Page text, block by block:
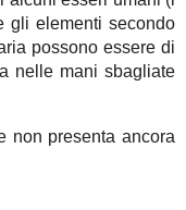
gli elementi secondo
possono essere di
nelle mani sbagliate
non presenta ancora